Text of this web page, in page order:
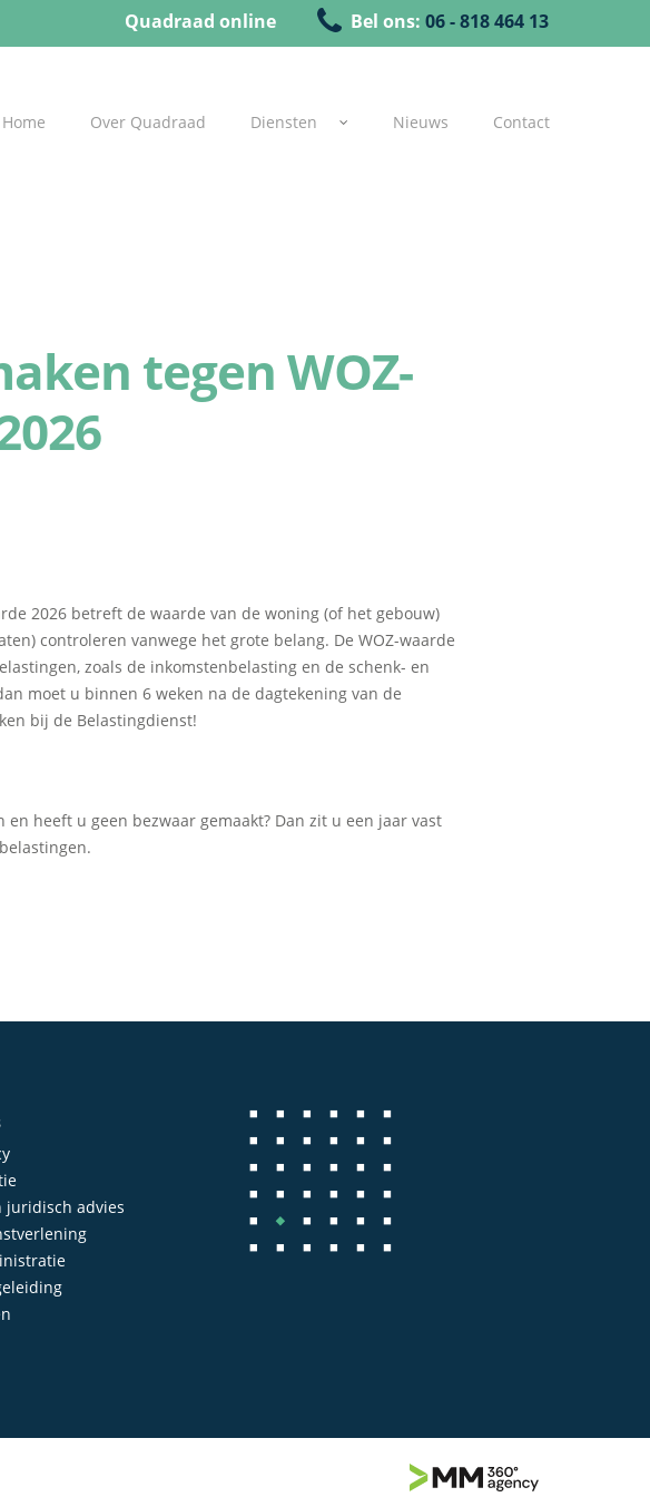
Quadraad online Bel ons: 06 - 818 464 13
Home Over Quadraad Diensten Nieuws Contact
tegen WOZ-
2026 betreft de waarde van de woning (of het gebouw)
controleren vanwege het grote belang. De WOZ-waarde
zoals de inkomstenbelasting en de schenk- en
moet u binnen 6 weken na de dagtekening van de
bij de Belastingdienst!
heeft u geen bezwaar gemaakt? Dan zit u een jaar vast
juridisch advies